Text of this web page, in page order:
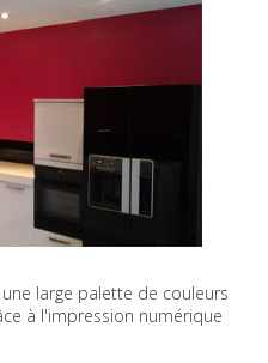
large palette de couleurs
à l'impression numérique